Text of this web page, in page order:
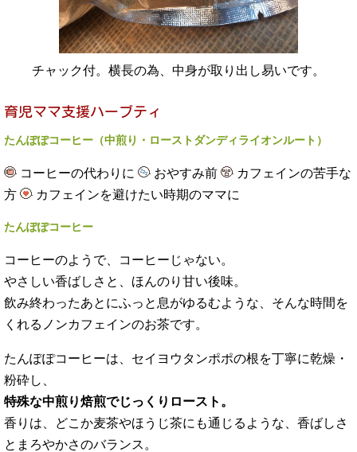
チャック付。横長の為、中身が取り出し易いです。
たんぽぽコーヒー（中煎り・ローストダンディライオンルート）
コーヒーの代わりに おやすみ前
カフェインの苦手な
方
カフェインを避けたい時期のママに
たんぽぽコーヒー
コーヒーのようで、コーヒーじゃない。
やさしい香ばしさと、ほんのり甘い後味。
飲み終わったあとにふっと息がゆるむような、そんな時間を
くれるノンカフェインのお茶です。
たんぽぽコーヒーは、セイヨウタンポポの根を丁寧に乾燥・
粉砕し、
特殊な中煎り焙煎でじっくりロースト。
香りは、どこか麦茶やほうじ茶にも通じるような、香ばしさ
とまろやかさのバランス。